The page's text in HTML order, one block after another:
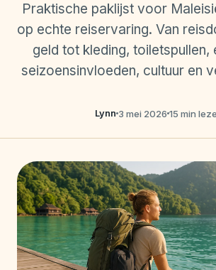
Praktische paklijst voor
op echte reiservaring. Van
geld tot kleding, toiletspullen,
seizoensinvloeden, cultuur en
Lynn 3 mei 2026 15 min